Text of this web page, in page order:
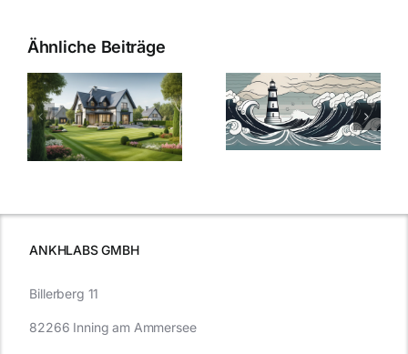
Ähnliche Beiträge
Bauzinsen im
Sturm: Die
aktuelle
Entwicklung
Die Evolution
der
Bauzinsen: Ein
Blick in die
ANKHLABS GMBH
Billerberg 11
82266 Inning am Ammersee